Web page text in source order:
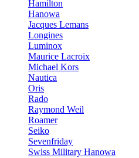
Hamilton
Hanowa
Jacques Lemans
Longines
Luminox
Maurice Lacroix
Michael Kors
Nautica
Oris
Rado
Raymond Weil
Roamer
Seiko
Sevenfriday
Swiss Military Hanowa